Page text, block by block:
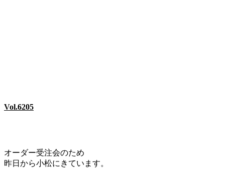
Vol.6205
オーダー受注会のため
昨日から小松にきています。